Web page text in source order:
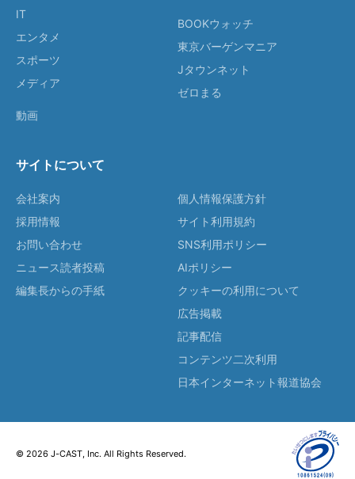
IT
エンタメ
スポーツ
メディア
動画
BOOKウォッチ
東京バーゲンマニア
Jタウンネット
ゼロまる
サイトについて
会社案内
採用情報
お問い合わせ
ニュース読者投稿
編集長からの手紙
個人情報保護方針
サイト利用規約
SNS利用ポリシー
AIポリシー
クッキーの利用について
広告掲載
記事配信
コンテンツ二次利用
日本インターネット報道協会
© 2026 J-CAST, Inc. All Rights Reserved.